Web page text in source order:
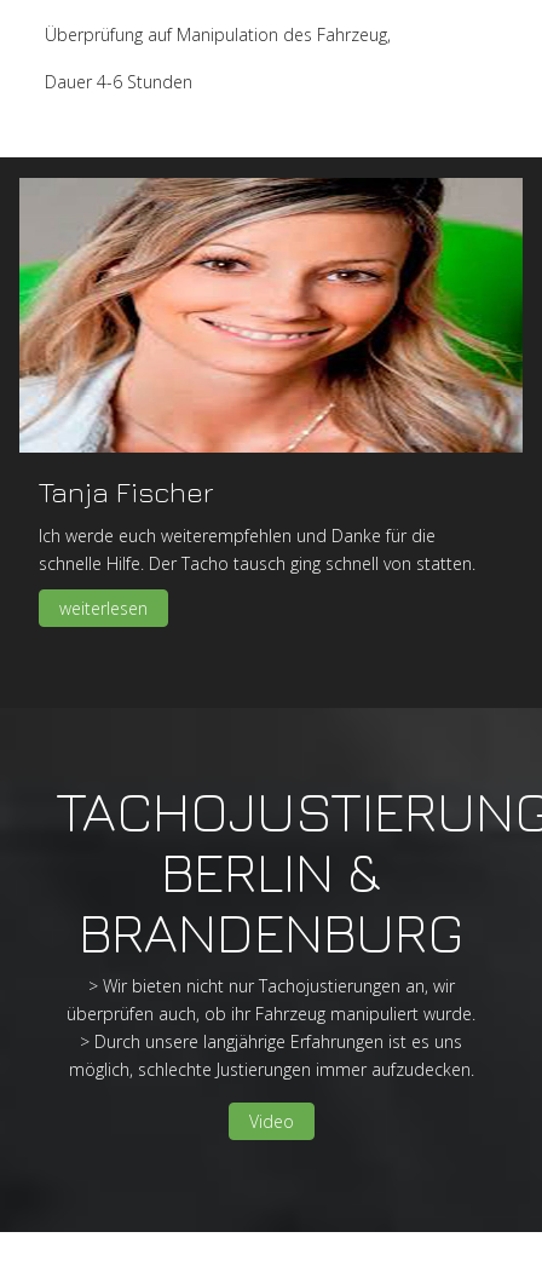
Überprüfung auf Manipulation des Fahrzeug,
Dauer 4-6 Stunden
Tanja Fischer
Ich werde euch weiterempfehlen und Danke für die
schnelle Hilfe. Der Tacho tausch ging schnell von statten.
weiterlesen
BERLIN &
BRANDENBURG
> Wir bieten nicht nur Tachojustierungen an, wir
überprüfen auch, ob ihr Fahrzeug manipuliert wurde.
> Durch unsere langjährige Erfahrungen ist es uns
möglich, schlechte Justierungen immer aufzudecken.
Video